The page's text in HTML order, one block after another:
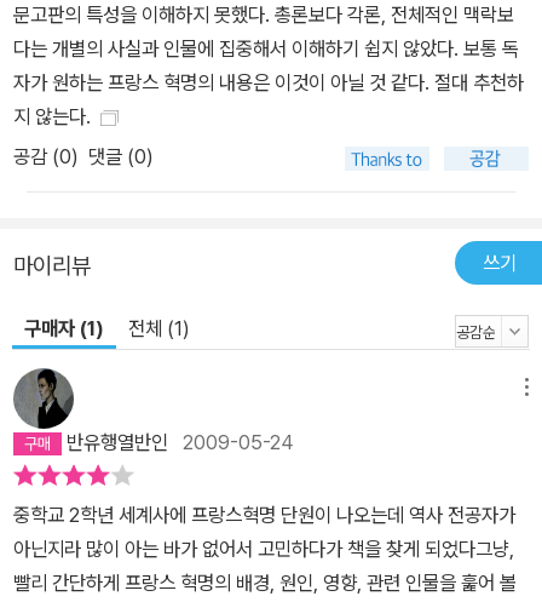
문고판의 특성을 이해하지 못했다. 총론보다 각론, 전체적인 맥락보
다는 개별의 사실과 인물에 집중해서 이해하기 쉽지 않았다. 보통 독
자가 원하는 프랑스 혁명의 내용은 이것이 아닐 것 같다. 절대 추천하
지 않는다.
공감 (0) 댓글 (0)
마이리뷰 쓰기
구매자 (1) 전체 (1)
반유행열반인 2009-05-24
중학교 2학년 세계사에 프랑스혁명 단원이 나오는데 역사 전공자가
아닌지라 많이 아는 바가 없어서 고민하다가 책을 찾게 되었다그냥,
빨리 간단하게 프랑스 혁명의 배경, 원인, 영향, 관련 인물을 훑어 볼